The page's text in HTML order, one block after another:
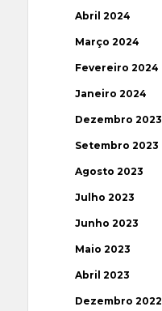
Abril 2024
Março 2024
Fevereiro 2024
Janeiro 2024
Dezembro 2023
Setembro 2023
Agosto 2023
Julho 2023
Junho 2023
Maio 2023
Abril 2023
Dezembro 2022